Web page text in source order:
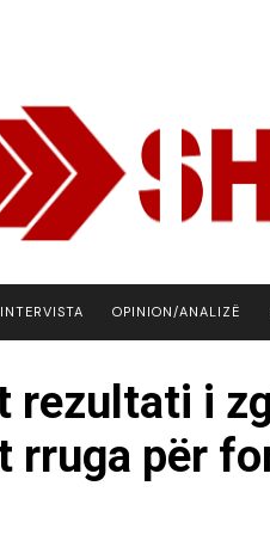
INTERVISTA OPINION/ANALIZË
rezultati i
rruga për